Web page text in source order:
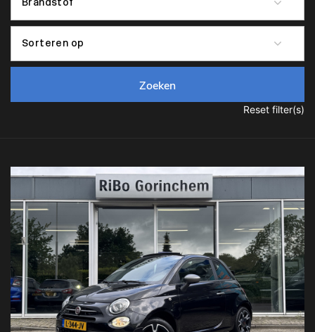
Zoeken
Reset filter(s)